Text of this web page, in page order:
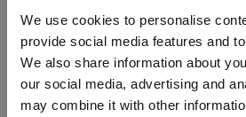
We use cookies to personalise
provide social media features and
We also share information about
our social media, advertising and
may combine it with other
Vennligst